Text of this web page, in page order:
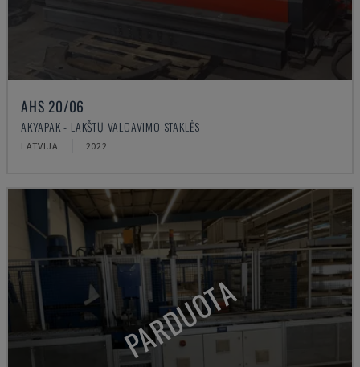
AHS 20/06
AKYAPAK - LAKŠTŲ VALCAVIMO STAKLĖS
LATVIJA 2022
PARDUOTA